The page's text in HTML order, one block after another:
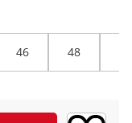
46 48